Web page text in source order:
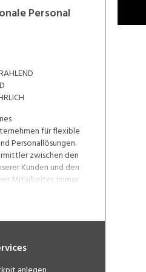
Personal
für flexible
Personallösungen.
zwischen den
Kunden und den
Mitarbeiter. Immer
wir seit 2005